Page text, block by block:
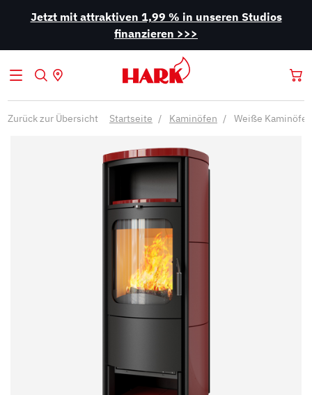
Jetzt mit attraktiven 1,99 % in unseren Studios
finanzieren >>>
Zurück zur Übersicht Startseite Kaminöfen Weiße Kaminöfen